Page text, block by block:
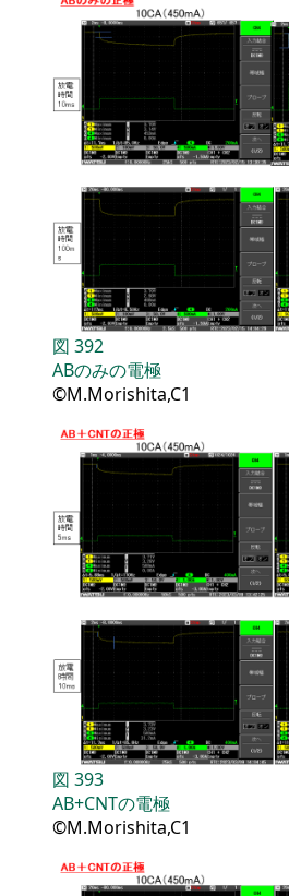
図 392
ABのみの電極
©M.Morishita,C1
図 393
AB+CNTの電極
©M.Morishita,C1